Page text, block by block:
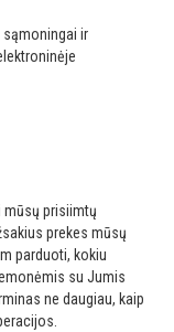
sąmoningai ir
mūsų prisiimtų
prekes mūsų
parduoti, kokiu
su Jumis
ne daugiau, kaip